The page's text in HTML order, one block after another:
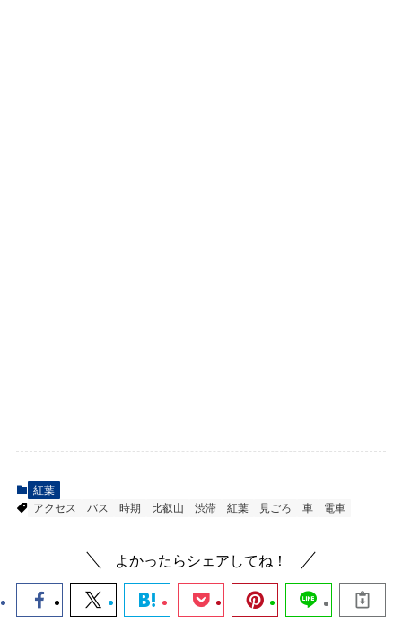
紅葉
アクセス
バス 時期 比叡山 渋滞 紅葉 見ごろ 車 電車
よかったらシェアしてね！